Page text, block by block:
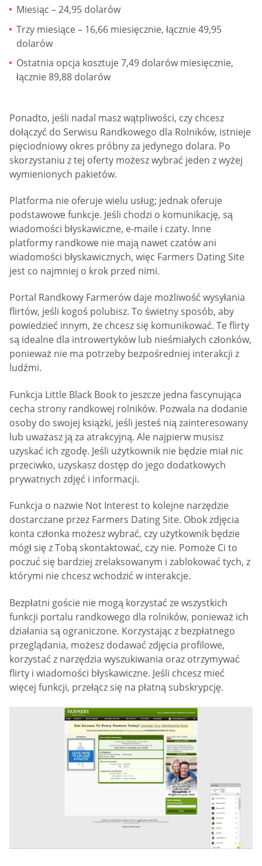
Miesiąc – 24,95 dolarów
Trzy miesiące – 16,66 miesięcznie, łącznie 49,95
dolarów
Ostatnia opcja kosztuje 7,49 dolarów miesięcznie,
łącznie 89,88 dolarów
Ponadto, jeśli nadal masz wątpliwości, czy chcesz
dołączyć do Serwisu Randkowego dla Rolników, istnieje
pięciodniowy okres próbny za jedynego dolara. Po
skorzystaniu z tej oferty możesz wybrać jeden z wyżej
wymienionych pakietów.
Platforma nie oferuje wielu usług; jednak oferuje
podstawowe funkcje. Jeśli chodzi o komunikację, są
wiadomości błyskawiczne, e-maile i czaty. Inne
platformy randkowe nie mają nawet czatów ani
wiadomości błyskawicznych, więc Farmers Dating Site
jest co najmniej o krok przed nimi.
Portal Randkowy Farmerów daje możliwość wysyłania
flirtów, jeśli kogoś polubisz. To świetny sposób, aby
powiedzieć innym, że chcesz się komunikować. Te flirty
są idealne dla introwertyków lub nieśmiałych członków,
ponieważ nie ma potrzeby bezpośredniej interakcji z
ludźmi.
Funkcja Little Black Book to jeszcze jedna fascynująca
cecha strony randkowej rolników. Pozwala na dodanie
osoby do swojej książki, jeśli jesteś nią zainteresowany
lub uważasz ją za atrakcyjną. Ale najpierw musisz
uzyskać ich zgodę. Jeśli użytkownik nie będzie miał nic
przeciwko, uzyskasz dostęp do jego dodatkowych
prywatnych zdjęć i informacji.
Funkcja o nazwie Not Interest to kolejne narzędzie
dostarczane przez Farmers Dating Site. Obok zdjęcia
konta członka możesz wybrać, czy użytkownik będzie
mógł się z Tobą skontaktować, czy nie. Pomoże Ci to
poczuć się bardziej zrelaksowanym i zablokować tych, z
którymi nie chcesz wchodzić w interakcje.
Bezpłatni goście nie mogą korzystać ze wszystkich
funkcji portalu randkowego dla rolników, ponieważ ich
działania są ograniczone. Korzystając z bezpłatnego
przeglądania, możesz dodawać zdjęcia profilowe,
korzystać z narzędzia wyszukiwania oraz otrzymywać
flirty i wiadomości błyskawiczne. Jeśli chcesz mieć
więcej funkcji, przełącz się na płatną subskrypcję.